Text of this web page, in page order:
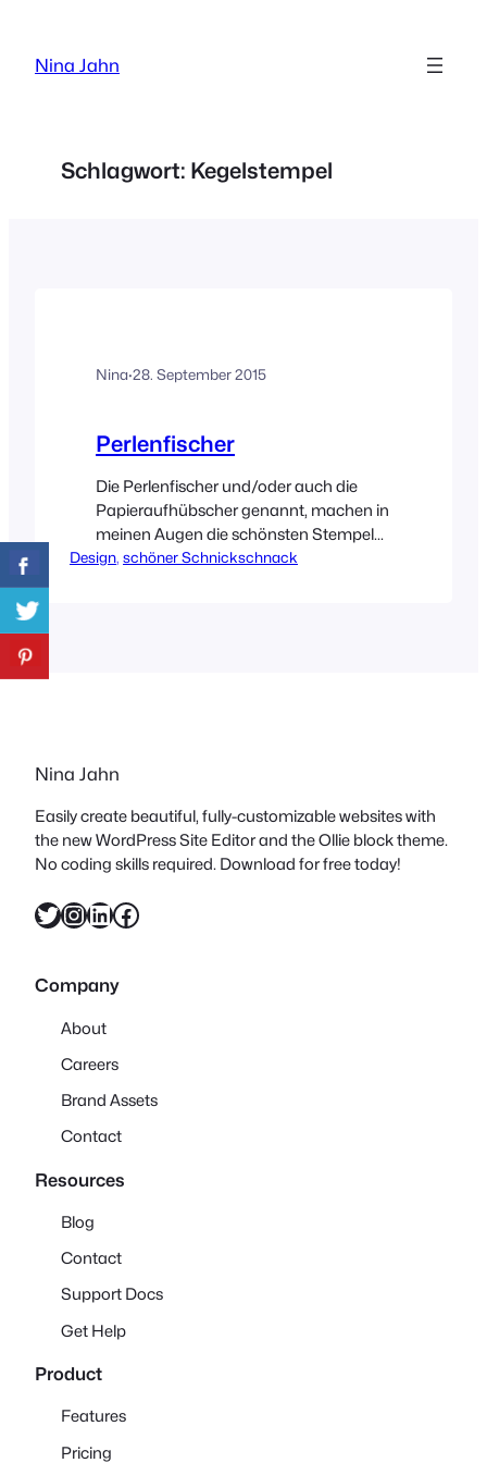
springen
Nina Jahn
Schlagwort: Kegelstempel
Nina·28. September 2015
Perlenfischer
Die Perlenfischer und/oder auch die
Papieraufhübscher genannt, machen in
meinen Augen die schönsten Stempel
aller Zeiten! Die liebevoll gestalteten
Design, schöner Schnickschnack
Nina Jahn
Easily create beautiful, fully-customizable websites with
the new WordPress Site Editor and the Ollie block theme.
No coding skills required. Download for free today!
Twitter InstagramLinkedIn Facebook
Company
About
Careers
Brand Assets
Contact
Resources
Blog
Contact
Support Docs
Get Help
Product
Features
Pricing